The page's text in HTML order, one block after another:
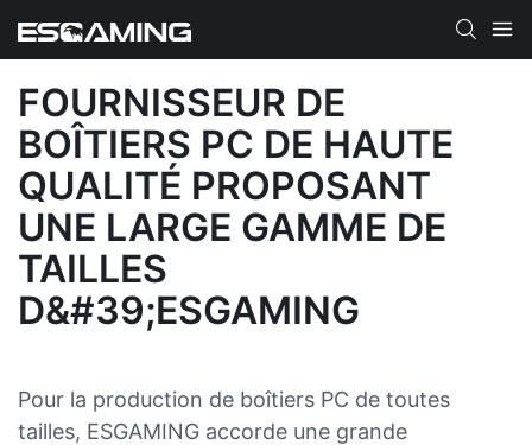
FOURNISSEUR DE
BOÎTIERS PC DE HAUTE
QUALITÉ PROPOSANT
UNE LARGE GAMME DE
TAILLES
D&#39;ESGAMING
Pour la production de boîtiers PC de toutes
tailles, ESGAMING accorde une grande